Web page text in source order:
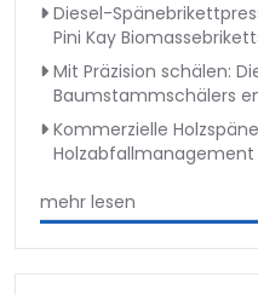
Diesel-
Pini Kay
Mit Präzision schälen:
Baumstammschälers
Kommerzielle
Holzabfallmanagement
mehr lesen